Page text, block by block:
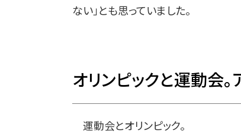
ない」とも思っていました。
オリンピックと運動会。
運動会とオリンピック。